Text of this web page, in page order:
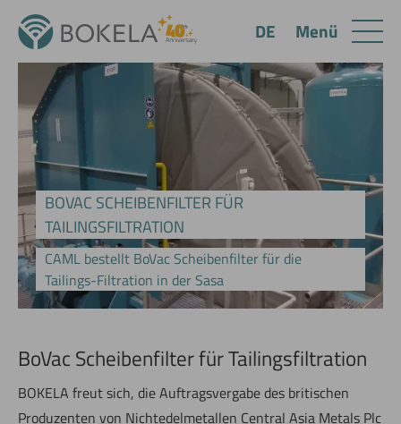
BOVAC SCHEIBENFILTER FÜR
TAILINGSFILTRATION
CAML bestellt BoVac Scheibenfilter für die
Tailings-Filtration in der Sasa
BoVac Scheibenfilter für Tailingsfiltration
BOKELA freut sich, die Auftragsvergabe des britischen
Produzenten von Nichtedelmetallen Central Asia Metals Plc
Menü
DE